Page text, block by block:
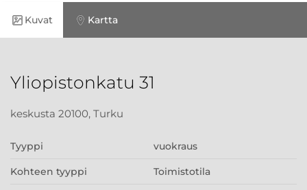
Kuvat Kartta
Yliopistonkatu 31
keskusta 20100, Turku
Tyyppi vuokraus
Kohteen tyyppi Toimistotila